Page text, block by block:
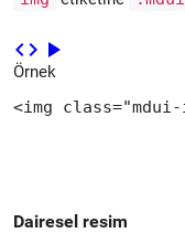
code play_arrow
Örnek
<img
Dairesel resim